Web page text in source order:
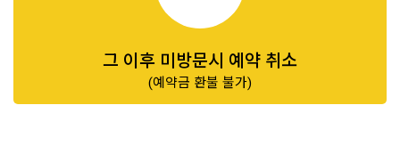
그 이후 미방문시 예약 취소
(예약금 환불 불가)